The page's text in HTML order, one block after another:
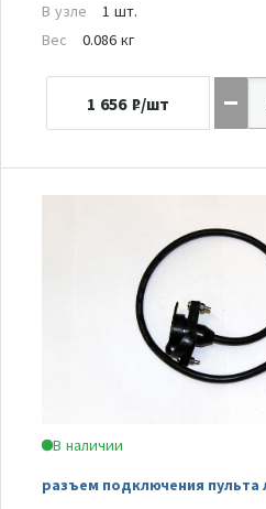
В узле
1 шт.
Вес
0.086 кг
1 656 ₽/шт
В наличии
разъем подключения пульта